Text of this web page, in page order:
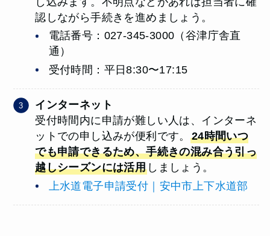
認しながら手続きを進めましょう。
電話番号：027-345-3000（谷津庁舎直
通）
受付時間：平日8:30〜17:15
インターネット
受付時間内に申請が難しい人は、インターネ
ットでの申し込みが便利です。 24時間いつ
でも申請できるため、手続きの混み合う引っ
越しシーズンには活用 しましょう。
上水道電子申請受付｜安中市上下水道部